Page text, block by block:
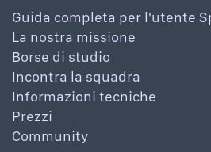
Guida completa per l'utente
La nostra missione
Borse di studio
Incontra la squadra
Informazioni tecniche
Prezzi
Community